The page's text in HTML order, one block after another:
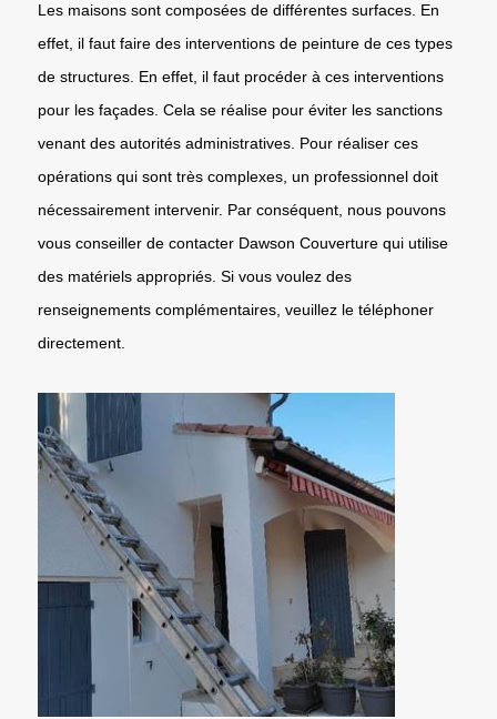
Les maisons sont composées de différentes surfaces. En
effet, il faut faire des interventions de peinture de ces types
de structures. En effet, il faut procéder à ces interventions
pour les façades. Cela se réalise pour éviter les sanctions
venant des autorités administratives. Pour réaliser ces
opérations qui sont très complexes, un professionnel doit
nécessairement intervenir. Par conséquent, nous pouvons
vous conseiller de contacter Dawson Couverture qui utilise
des matériels appropriés. Si vous voulez des
renseignements complémentaires, veuillez le téléphoner
directement.